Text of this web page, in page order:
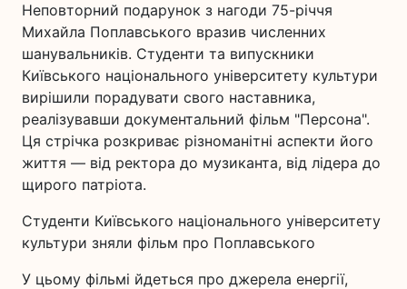
Неповторний подарунок з нагоди 75-річчя
Михайла Поплавського вразив численних
шанувальників. Студенти та випускники
Київського національного університету культури
вирішили порадувати свого наставника,
реалізувавши документальний фільм "Персона".
Ця стрічка розкриває різноманітні аспекти його
життя — від ректора до музиканта, від лідера до
щирого патріота.
Студенти Київського національного університету
культури зняли фільм про Поплавського
У цьому фільмі йдеться про джерела енергії,